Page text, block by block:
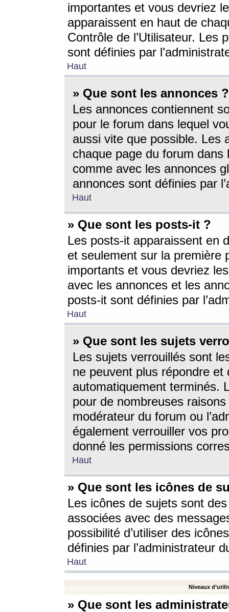
importantes et vous devriez
apparaissent en haut de
Contrôle de l’Utilisateur. Les
sont définies par
Haut
» Que sont les annonces ?
Les annonces contiennent
pour le forum dans lequel
aussi vite que possible. Les
chaque page du forum dans
comme avec les annonces
annonces sont définies par
Haut
» Que sont les posts-it ?
Les posts-it apparaissent en
et seulement sur la première
importants et vous devriez
avec les annonces et les
posts-it sont définies par
Haut
» Que sont les sujets
Les sujets verrouillés sont
ne peuvent plus répondre
automatiquement terminés.
pour de nombreuses
modérateur du forum ou
également verrouiller vos
donné les permissions
Haut
» Que sont les icônes de
Les icônes de sujets sont
associées avec des
possibilité d’utiliser des
définies par l’administrateur
Haut
Niveaux
» Que sont les